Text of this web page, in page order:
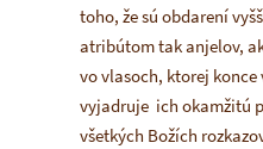
toho, že sú obdarení
atribútom tak anjelov,
vo vlasoch, ktorej konce
vyjadruje ich okamžitú
všetkých Božích